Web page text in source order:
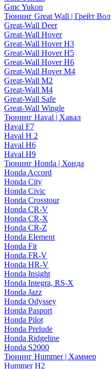
Gmc Yukon
Тюнинг Great Wall | Грейт Вол
Great-Wall Deer
Great-Wall Hover
Great-Wall Hover H3
Great-Wall Hover H5
Great-Wall Hover H6
Great-Wall Hover M4
Great-Wall M2
Great-Wall M4
Great-Wall Safe
Great-Wall Wingle
Тюнинг Haval | Хавал
Haval F7
Haval H 2
Haval H6
Haval H9
Тюнинг Honda | Хонда
Honda Accord
Honda City
Honda Civic
Honda Crosstour
Honda CR-V
Honda CR-X
Honda CR-Z
Honda Element
Honda Fit
Honda FR-V
Honda HR-V
Honda Insight
Honda Integra, RS-X
Honda Jazz
Honda Odyssey
Honda Pasport
Honda Pilot
Honda Prelude
Honda Ridgeline
Honda S2000
Тюнинг Hummer | Хаммер
Hummer H2